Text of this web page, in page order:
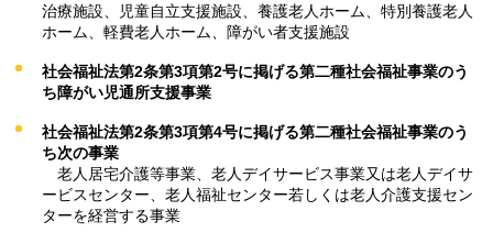
治療施設、児童自立支援施設、養護老人ホーム、特別養護老人
ホーム、軽費老人ホーム、障がい者支援施設
社会福祉法第2条第3項第2号に掲げる第二種社会福祉事業のう
ち障がい児通所支援事業
社会福祉法第2条第3項第4号に掲げる第二種社会福祉事業のう
ち次の事業
老人居宅介護等事業、老人デイサービス事業又は老人デイサ
ービスセンター、老人福祉センター若しくは老人介護支援セン
ターを経営する事業